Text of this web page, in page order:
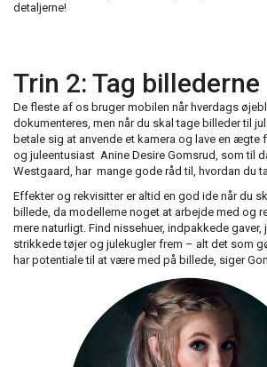
detaljerne!
Trin 2: Tag billederne
De fleste af os bruger mobilen når hverdags
dokumenteres, men når du skal tage billeder til
betale sig at anvende et kamera og lave en
og juleentusiast Anine Desire Gomsrud, som til
Westgaard, har mange gode råd til, hvordan du
Effekter og rekvisitter er altid en god ide når du
billede, da modellerne noget at arbejde med og
mere naturligt. Find nissehuer, indpakkede gaver,
strikkede tøjer og julekugler frem – alt det som
har potentiale til at være med på billede, siger